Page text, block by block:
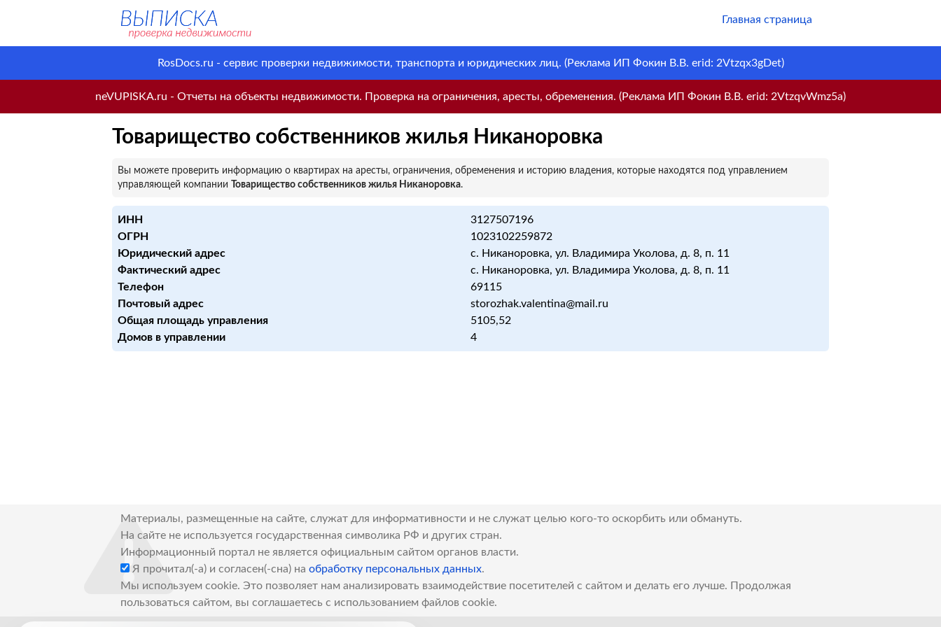
Главная страница
RosDocs.ru - сервис проверки недвижимости, транспорта и юридических лиц. (Реклама ИП Фокин В.В. erid: 2Vtzqx3gDet)
neVUPISKA.ru - Отчеты на объекты недвижимости. Проверка на ограничения, аресты, обременения. (Реклама ИП Фокин В.В. erid: 2VtzqvWmz5a)
Товарищество собственников жилья Никаноровка
Вы можете проверить информацию о квартирах на аресты, ограничения, обременения и историю владения, которые находятся под управлением
управляющей компании
Товарищество собственников жилья Никаноровка.
ИНН
3127507196
ОГРН
1023102259872
Юридический адрес
с. Никаноровка, ул. Владимира Уколова, д. 8, п. 11
Фактический адрес
с. Никаноровка, ул. Владимира Уколова, д. 8, п. 11
Телефон
69115
Почтовый адрес
storozhak.valentina@mail.ru
Общая площадь управления
5105,52
Домов в управлении
4
Материалы, размещенные на сайте, служат для информативности и не служат целью кого-то оскорбить или обмануть.
На сайте не используется государственная символика РФ и других стран.
Информационный портал не является официальным сайтом органов власти.
Я прочитал(-а) и согласен(-сна) на обработку персональных данных.
Мы используем cookie. Это позволяет нам анализировать взаимодействие посетителей с сайтом и делать его лучше. Продолжая
пользоваться сайтом, вы соглашаетесь с использованием файлов cookie.